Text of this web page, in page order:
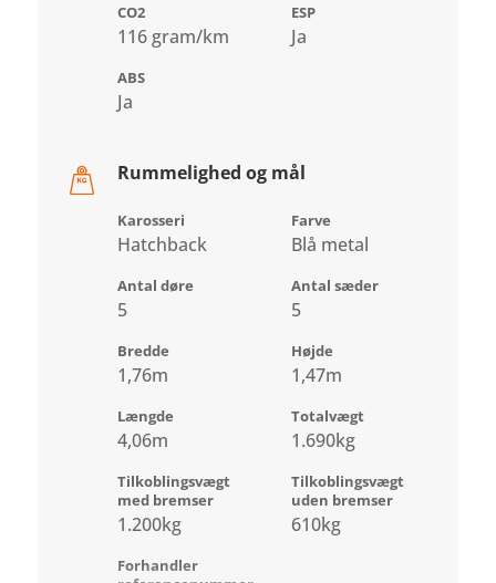
CO2
116 gram/km
ESP
Ja
ABS
Ja
Rummelighed og mål
Karosseri
Hatchback
Farve
Blå metal
Antal døre
5
Antal sæder
5
Bredde
1,76m
Højde
1,47m
Længde
4,06m
Totalvægt
1.690kg
Tilkoblingsvægt
med bremser
1.200kg
Tilkoblingsvægt
uden bremser
610kg
Forhandler